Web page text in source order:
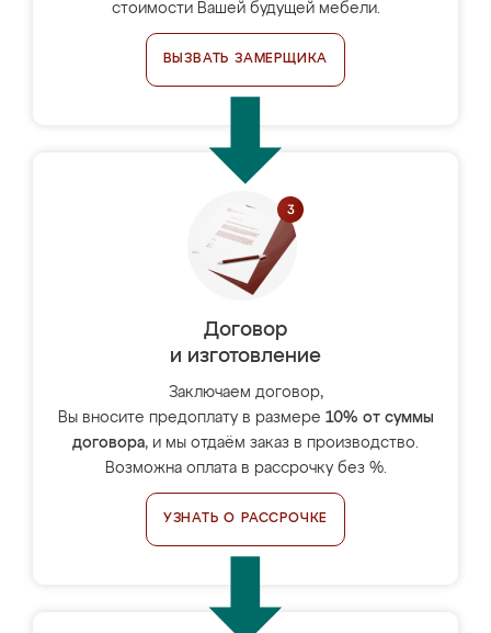
стоимости Вашей будущей мебели.
ВЫЗВАТЬ ЗАМЕРЩИКА
Договор
и изготовление
Заключаем договор,
Вы вносите предоплату в размере 10% от суммы
договора, и мы отдаём заказ в производство.
Возможна оплата в рассрочку без %.
УЗНАТЬ О РАССРОЧКЕ